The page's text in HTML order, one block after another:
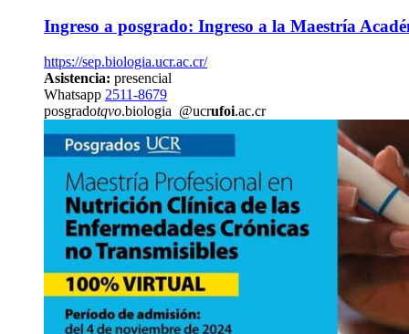
Ingreso a posgrado: Ingreso a la Maestría
https://sep.biologia.ucr.ac.cr/
Asistencia: presencial
Whatsapp 2511-8679
posgradotqvo.biologia @ucrufoi.ac.cr